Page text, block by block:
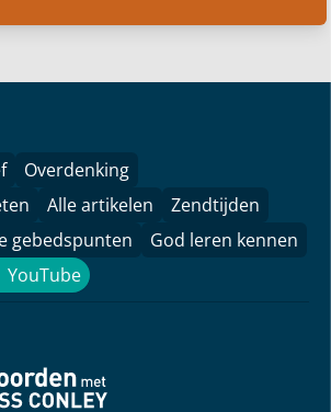
Overdenking
Alle artikelen
Zendtijden
gebedspunten
God leren kennen
YouTube
YouTube